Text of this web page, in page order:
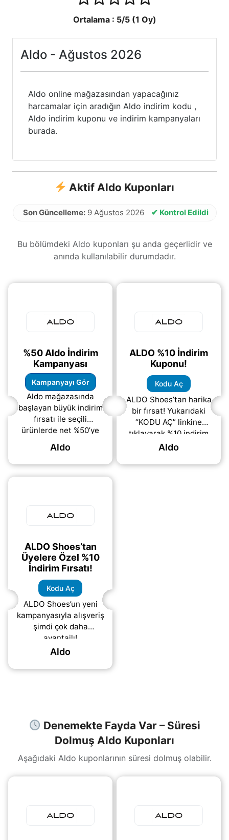
Ortalama : 5/5 (1 Oy)
Aldo - Ağustos 2026
Aldo online mağazasından yapacağınız
harcamalar için aradığın Aldo indirim kodu ,
Aldo indirim kuponu ve indirim kampanyaları
burada.
Aktif Aldo Kuponları
Son Güncelleme:9 Ağustos 2026 ✔ Kontrol Edildi
Bu bölümdeki Aldo kuponları şu anda geçerlidir ve
anında kullanılabilir durumdadır.
%50 Aldo İndirim
Kampanyası
Kampanyayı Gör
Aldo mağazasında
başlayan büyük indirim
fırsatı ile seçili
ürünlerde net %50’ye
varan tasarruf
sağlayabilirsiniz.
Kampanyanın tüm
detaylarına ulaşmak
Aldo
ALDO %10 İndirim
Kuponu!
Kodu Aç
ALDO Shoes’tan harika
bir fırsat! Yukarıdaki
“KODU AÇ” linkine
tıklayarak %10 indirim
kuponunuzu alabilir ve
olarak kullanabilirsiniz.
Aldo
ALDO Shoes’tan
Üyelere Özel %10
İndirim Fırsatı!
Kodu Aç
ALDO Shoes’un yeni
kampanyasıyla alışveriş
şimdi çok daha
avantajlı!
www.aldoshoes.com.tr’
herkes anında %10
Aldo
Denemekte Fayda Var – Süresi
Dolmuş Aldo Kuponları
Aşağıdaki Aldo kuponlarının süresi dolmuş olabilir.